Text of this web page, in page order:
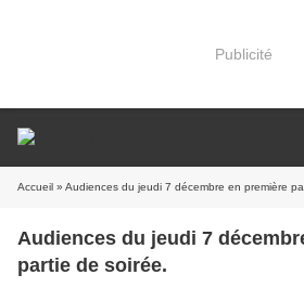
Publicité
Accueil » Audiences du jeudi 7 décembre en première
Audiences du jeudi 7
partie de soirée.